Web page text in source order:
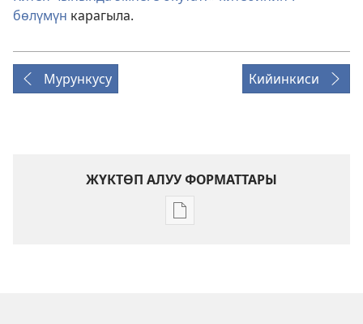
бөлүмүн карагыла.
Мурункусу Кийинкиси
ЖҮКТӨП АЛУУ ФОРМАТТАРЫ
Адабиятты